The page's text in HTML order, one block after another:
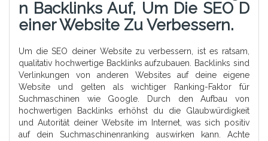
N Backlinks Auf, Um Die SEO D
Einer Website Zu Verbessern.
Um die SEO deiner Website zu verbessern, ist es ratsam,
qualitativ hochwertige Backlinks aufzubauen. Backlinks sind
Verlinkungen von anderen Websites auf deine eigene
Website und gelten als wichtiger Ranking-Faktor für
Suchmaschinen wie Google. Durch den Aufbau von
hochwertigen Backlinks erhöhst du die Glaubwürdigkeit
und Autorität deiner Website im Internet, was sich positiv
auf dein Suchmaschinenranking auswirken kann. Achte